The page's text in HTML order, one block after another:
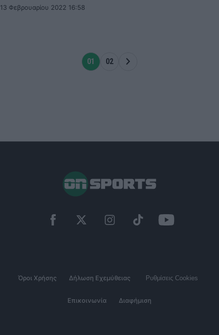
13 Φεβρουαρίου 2022 16:58
01 02
Όροι Χρήσης Δήλωση Εχεμύθειας Ρυθμίσεις Cookies
Επικοινωνία Διαφήμιση